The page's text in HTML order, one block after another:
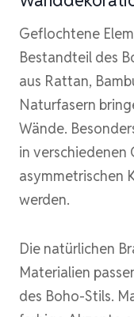
Geflochtene
Bestandteil des
aus Rattan,
Naturfasern
Wände.
in verschiedenen
asymmetrischen
werden.
Die natürlichen
Materialien
des Boho-Stils.